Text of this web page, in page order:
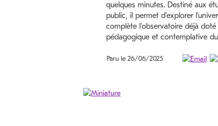
quelques minutes. Destiné aux
public, il permet d’explorer
complète l’observatoire déjà
pédagogique et contemplative
Paru le 26/06/2025